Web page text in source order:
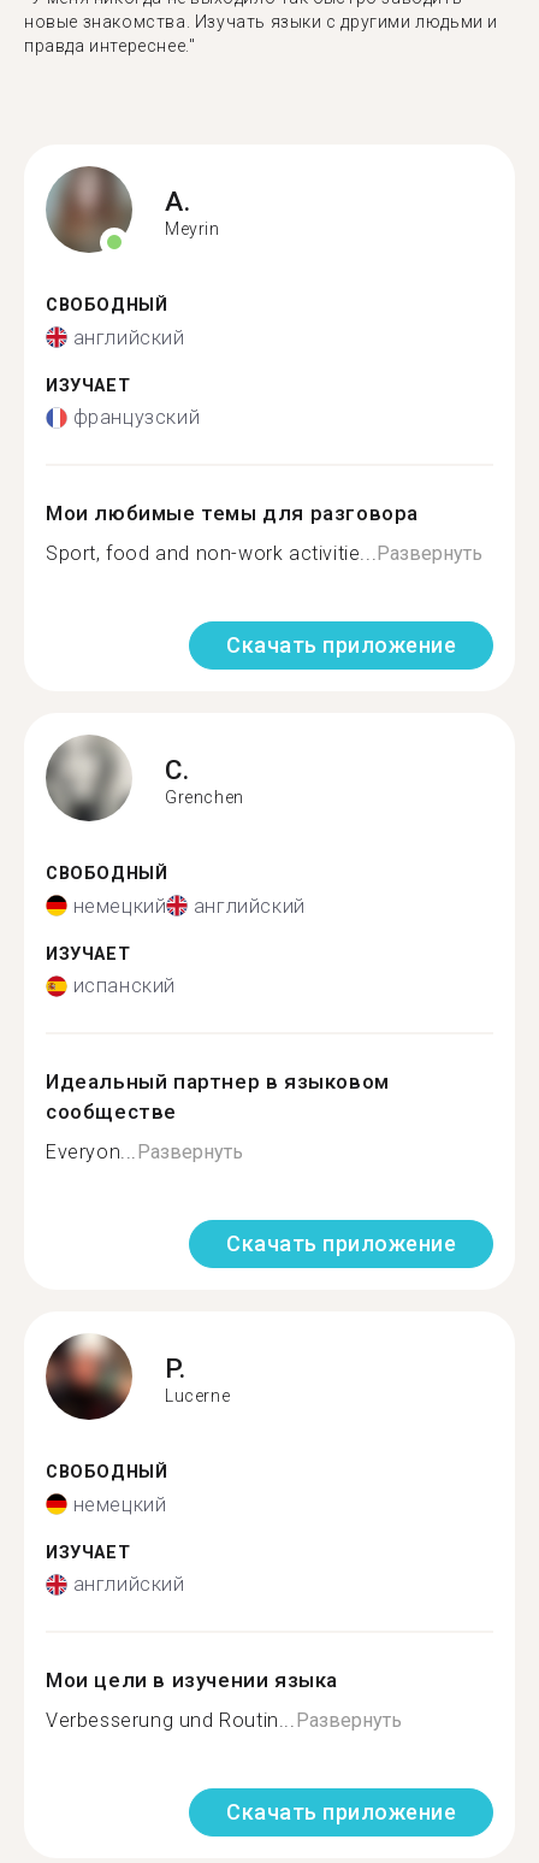
новые знакомства. Изучать языки с другими людьми и
правда интереснее."
A.
Meyrin
СВОБОДНЫЙ
английский
ИЗУЧАЕТ
французский
Мои любимые темы для разговора
Sport, food and non-work activitie...Развернуть
Скачать приложение
C.
Grenchen
СВОБОДНЫЙ
немецкий английский
ИЗУЧАЕТ
испанский
Идеальный партнер в языковом
сообществе
Everyon...Развернуть
Скачать приложение
P.
Lucerne
СВОБОДНЫЙ
немецкий
ИЗУЧАЕТ
английский
Мои цели в изучении языка
Verbesserung und Routin...Развернуть
Скачать приложение